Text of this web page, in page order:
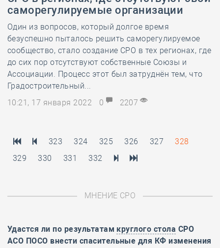
саморегулируемые организации
Один из вопросов, который долгое время
безуспешно пыталось решить саморегулируемое
сообщество, стало создание СРО в тех регионах, где
до сих пор отсутствуют собственные Союзы и
Ассоциации. Процесс этот был затруднён тем, что
Градостроительный...
10:21, 17 января 2022
0 2207
323 324 325 326 327
328
329
330 331 332
МНЕНИЕ СРО
Удастся ли по результатам круглого стола СРО
АСО ПОСО внести спасительные для КФ изменения